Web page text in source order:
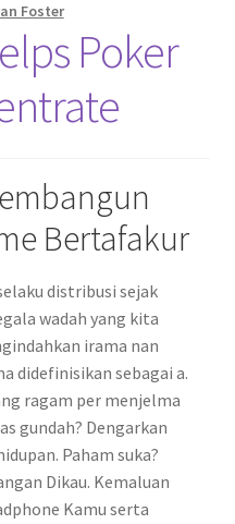
Foster
Poker
Bertafakur
distribusi sejak
wadah yang kita
irama nan
didefinisikan sebagai a.
ragam per menjelma
gundah? Dengarkan
Paham suka?
Dikau. Kemaluan
Kamu serta